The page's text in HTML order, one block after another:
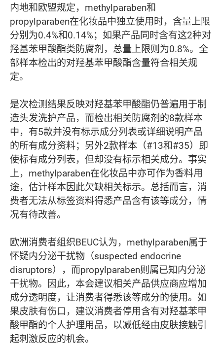
内地和欧盟规定，methylparaben和
propylparaben在化妆品中独立使用时，含量上限
分别为0.4%和0.14%；如果产品同时含有这2种对
羟基苯甲酸酯类防腐剂，总量上限则为0.8%。全
部样本检出的对羟基苯甲酸酯含量符合相关规
定。
是次检测结果反映对羟基苯甲酸酯仍普遍用于制
造头发洗护产品，而检出相关防腐剂的8款样本
中，有5款并没有标示成分列表或详细说明产品
的所有成分资料；另外2款样本（#13和#35）即
使标有成分列表，但却没有标示相关成分。事实
上，methylparaben在化妆品中亦可作为香料用
途，估计样本因此欠缺相关标示。总括而言，消
费者无法从标签资料得悉产品含有该等成分，情
况有待改善。
欧洲消费者组织BEUC认为，methylparaben属于
怀疑内分泌干扰物（suspected endocrine
disruptors），而propylparaben则属已知内分泌
干扰物。因此，本会建议相关产品供应商应增加
成分透明度，让消费者得悉该等成分的使用。如
果皮肤有伤口，建议消费者停用含有对羟基苯甲
酸甲酯的个人护理用品，以减低经由皮肤接触引
起刺激反应的机会。